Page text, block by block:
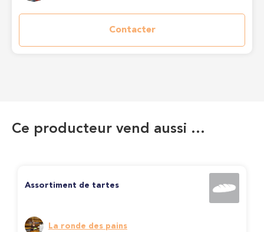
Contacter
Ce producteur vend aussi …
Assortiment de tartes
La ronde des pains